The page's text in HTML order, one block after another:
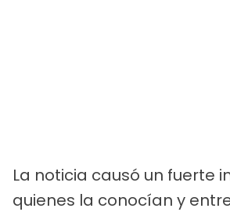
La noticia causó un fuerte
quienes la conocían y